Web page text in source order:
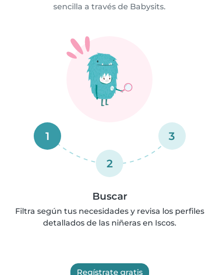
sencilla a través de Babysits.
1
2
3
Buscar
Filtra según tus necesidades y revisa los perfiles
detallados de las niñeras en Iscos.
Regístrate gratis